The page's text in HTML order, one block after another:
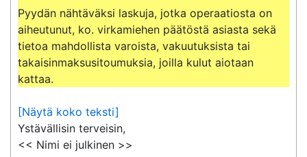
Pyydän nähtäväksi laskuja, jotka operaatiosta on
aiheutunut, ko. virkamiehen päätöstä asiasta sekä
tietoa mahdollista varoista, vakuutuksista tai
takaisinmaksusitoumuksia, joilla kulut aiotaan
kattaa.
[Näytä koko teksti]
Ystävällisin terveisin,
<< Nimi ei julkinen >>